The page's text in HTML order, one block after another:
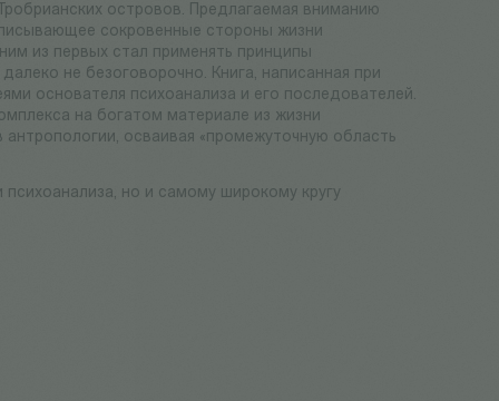
островов. Предлагаемая вниманию
сокровенные стороны жизни
из первых стал применять принципы
не безоговорочно. Книга, написанная при
основателя психоанализа и его последователей.
на богатом материале из жизни
осваивая «промежуточную область
но и самому широкому кругу